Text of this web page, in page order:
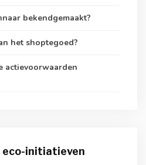
bekendgemaakt?
het shoptegoed?
actievoorwaarden
eco-initiatieven